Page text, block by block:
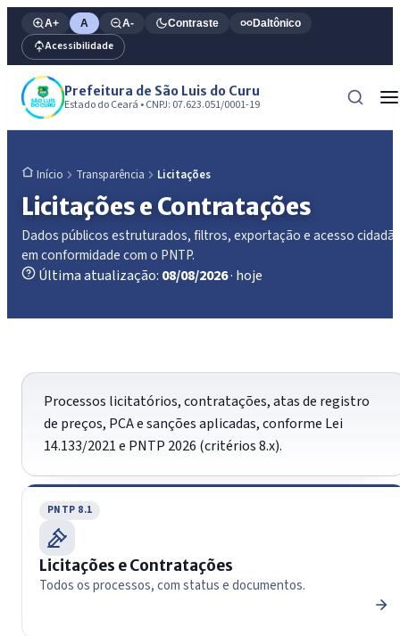
A+ A A- Contraste Daltônico
Acessibilidade
Prefeitura de São Luis do Curu
Estado do Ceará • CNPJ: 07.623.051/0001-19
Início Transparência Licitações
Licitações e Contratações
Dados públicos estruturados, filtros, exportação e acesso
em conformidade com o PNTP.
Última atualização: 08/08/2026· hoje
Processos licitatórios, contratações, atas de registro
de preços, PCA e sanções aplicadas, conforme Lei
14.133/2021 e PNTP 2026 (critérios 8.x).
PNTP 8.1
Licitações e Contratações
Todos os processos, com status e documentos.